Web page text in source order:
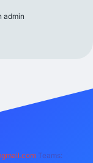
admin
Teams: